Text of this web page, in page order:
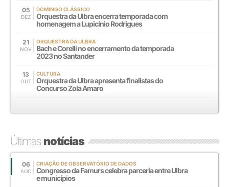
05
DEZ
DOMINGO CLÁSSICO
Orquestra da Ulbra encerra temporada com
homenagem a Lupicínio Rodrigues
21
NOV
ORQUESTRA DA ULBRA
Bach e Corelli no encerramento da temporada
2023 no Santander
13
OUT
CULTURA
Orquestra da Ulbra apresenta finalistas do
Concurso Zola Amaro
Últimasnotícias
06
AGO
CRIAÇÃO DE OBSERVATÓRIO DE DADOS
Congresso da Famurs celebra parceria entre Ulbra
e municípios